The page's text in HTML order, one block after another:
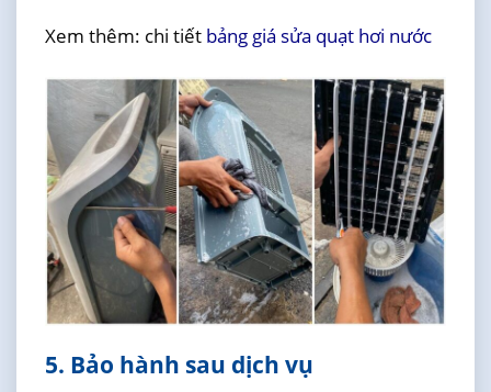
Xem thêm: chi tiết bảng giá sửa quạt hơi nước
5. Bảo hành sau dịch vụ